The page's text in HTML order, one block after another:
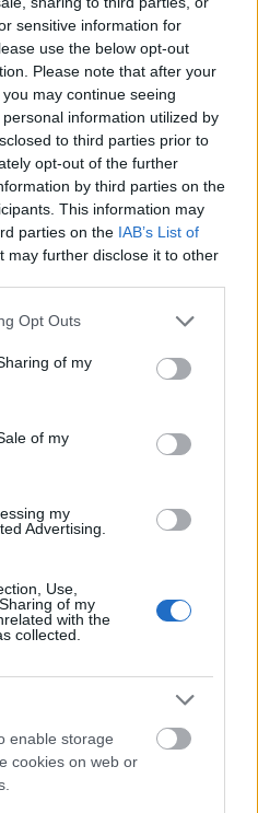
sensitive information for
use the below opt-out
Please note that after your
may continue seeing
information utilized by
to third parties prior to
opt-out of the further
by third parties on the
This information may
parties on the IAB’s List of
may further disclose it to other
uses one or more Google
behaviour. You may click to
and its third-party tags to
purposes in below Google
Opt Outs
of my
of my
my
Advertising.
Use,
of my
with the
collected.
enable storage
cookies on web or
som hon sedan höll
i Ruhpolding
duHÄR